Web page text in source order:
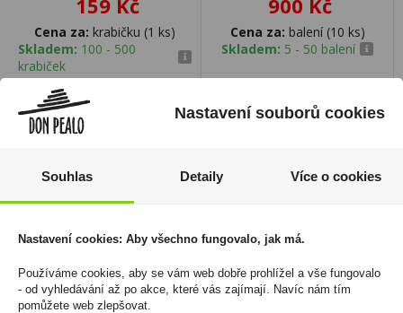
Cena za: krabičku (1 ks)
Skladem: 100 - 500
krabiček
Cena za: balení (10 ks)
Skladem: 5 - 50 balení
Nastavení souborů cookies
Souhlas Detaily Více o cookies
Nastavení cookies: Aby všechno fungovalo, jak má.
Používáme cookies, aby se vám web dobře prohlížel a vše fungovalo
- od vyhledávání až po akce, které vás zajímají. Navíc nám tím
pomůžete web zlepšovat.